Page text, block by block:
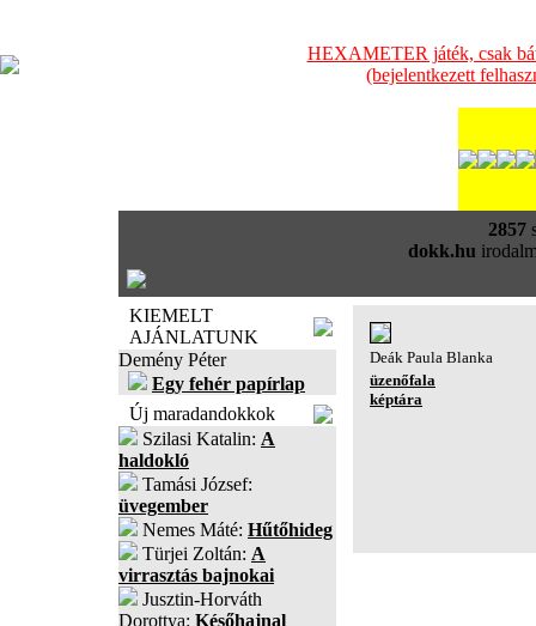
HEXAMETER játék, csak
(bejelentkezett
2857
dokk.hu
KIEMELT
AJÁNLATUNK
Demény Péter
Egy fehér papírlap
Új maradandokkok
Szilasi Katalin: A
haldokló
Tamási József:
üvegember
Nemes Máté: Hűtőhideg
Türjei Zoltán: A
virrasztás bajnokai
Jusztin-Horváth
Dorottya: Későhajnal
Deák Paula Blanka
üzenőfala
képtára